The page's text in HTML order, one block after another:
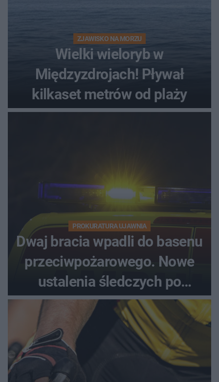
ZJAWISKO NA MORZU
Wielki wieloryb w
Międzyzdrojach! Pływał
kilkaset metrów od plaży
PROKURATURA UJAWNIA
Dwaj bracia wpadli do basenu
przeciwpożarowego. Nowe
ustalenia śledczych po
dramatycznej akcji